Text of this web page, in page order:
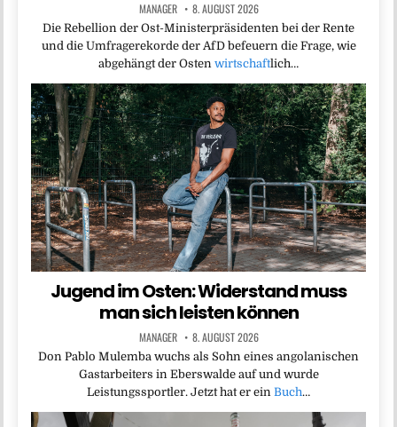
MANAGER 8. AUGUST 2026
Die Rebellion der Ost-Ministerpräsidenten bei der Rente
und die Umfragerekorde der AfD befeuern die Frage, wie
abgehängt der Osten wirtschaftlich…
Jugend im Osten: Widerstand muss
man sich leisten können
MANAGER 8. AUGUST 2026
Don Pablo Mulemba wuchs als Sohn eines angolanischen
Gastarbeiters in Eberswalde auf und wurde
Leistungssportler. Jetzt hat er ein Buch…